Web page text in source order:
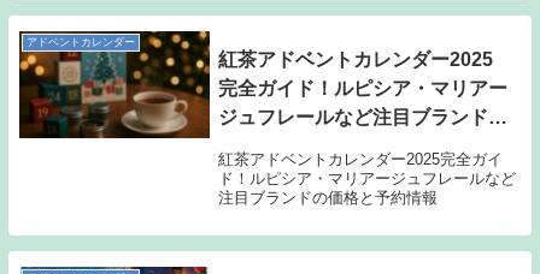
アドベントカレンダー
紅茶アドベントカレンダー2025
完全ガイド！ルピシア・マリアー
ジュフレールなど注目ブランドの
紅茶アドベントカレンダー2025完全ガイ
ド！ルピシア・マリアージュフレールなど
注目ブランドの価格と予約情報